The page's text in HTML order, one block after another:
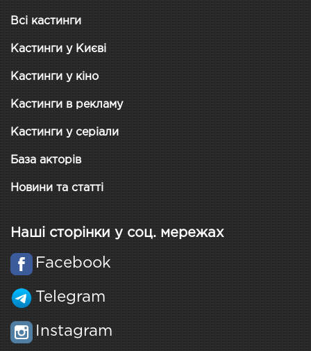
Всі кастинги
Кастинги у Києві
Кастинги у кіно
Кастинги в рекламу
Кастинги у серіали
База акторів
Новини та статті
Наші сторінки у соц. мережах
Facebook
Telegram
Instagram